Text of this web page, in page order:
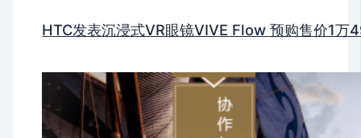
HTC发表沉浸式VR眼镜VIVE Flow 预购售价1万